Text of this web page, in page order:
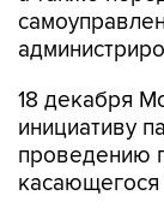
18 декабря
инициативу
проведению
касающегося